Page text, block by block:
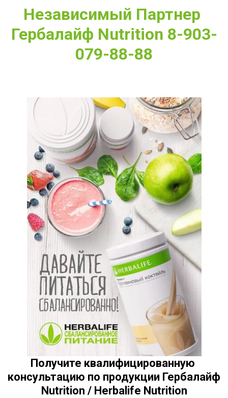
Независимый Партнер
Гербалайф Nutrition 8-903-
079-88-88
Получите квалифицированную
консультацию по продукции Гербалайф
Nutrition / Herbalife Nutrition